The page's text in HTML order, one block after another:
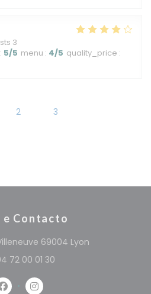
3
: 5/5 menu : 4/5 quality_price :
2 3
e Contacto
69004 Lyon
72 00 01 30
Facebook ((abre numa nova
Instagram ((abre numa